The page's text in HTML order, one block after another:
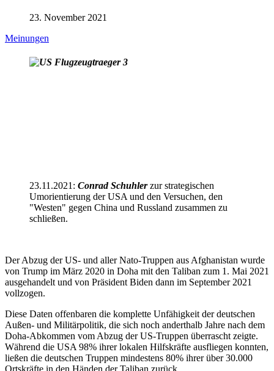
23. November 2021
Meinungen
23.11.2021: Conrad Schuhlerzur strategischen
Umorientierung der USA und den Versuchen, den
"Westen" gegen China und Russland zusammen zu
schließen.
Der Abzug der US- und aller Nato-Truppen aus Afghanistan wurde
von Trump im März 2020 in Doha mit den Taliban zum 1. Mai 2021
ausgehandelt und von Präsident Biden dann im September 2021
vollzogen.
Diese Daten offenbaren die komplette Unfähigkeit der deutschen
Außen- und Militärpolitik, die sich noch anderthalb Jahre nach dem
Doha-Abkommen vom Abzug der US-Truppen überrascht zeigte.
Während die USA 98% ihrer lokalen Hilfskräfte ausfliegen konnten,
ließen die deutschen Truppen mindestens 80% ihrer über 30.000
Ortskräfte in den Händen der Taliban zurück.